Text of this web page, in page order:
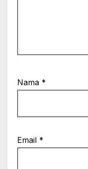
Nama *
Email *